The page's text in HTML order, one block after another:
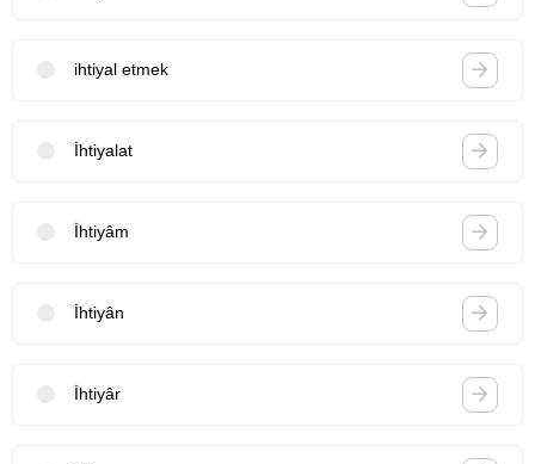
ihtiyal etmek
İhtiyalat
İhtiyâm
İhtiyân
İhtiyâr